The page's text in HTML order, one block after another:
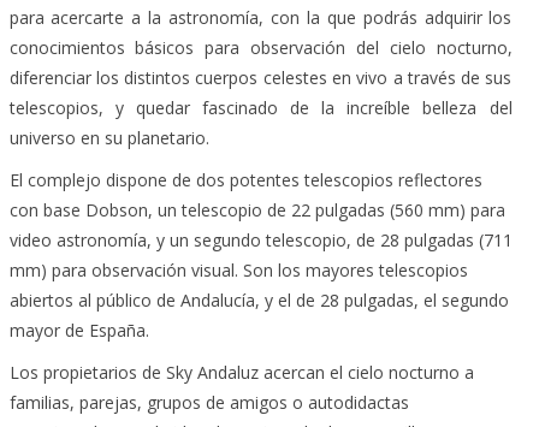
para acercarte a la astronomía, con la que podrás adquirir los
conocimientos básicos para observación del cielo nocturno,
diferenciar los distintos cuerpos celestes en vivo a través de sus
telescopios, y quedar fascinado de la increíble belleza del
universo en su planetario.
El complejo dispone de dos potentes telescopios reflectores
con base Dobson, un telescopio de 22 pulgadas (560 mm) para
video astronomía, y un segundo telescopio, de 28 pulgadas (711
mm) para observación visual. Son los mayores telescopios
abiertos al público de Andalucía, y el de 28 pulgadas, el segundo
mayor de España.
Los propietarios de Sky Andaluz acercan el cielo nocturno a
familias, parejas, grupos de amigos o autodidactas